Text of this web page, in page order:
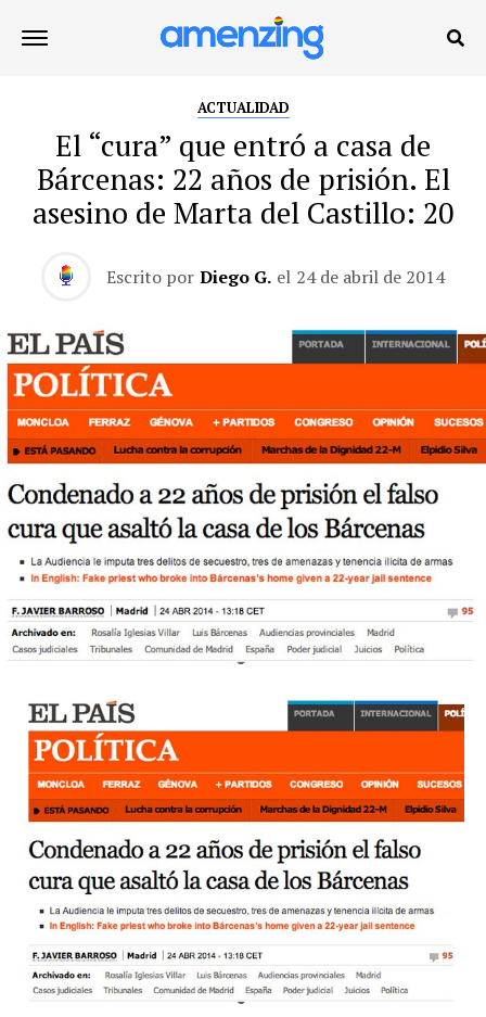
ACTUALIDAD
El “cura” que entró a casa de
Bárcenas: 22 años de prisión. El
asesino de Marta del Castillo: 20
Escrito por Diego G. el 24 de abril de 2014